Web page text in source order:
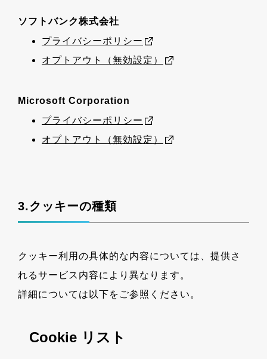
ソフトバンク株式会社
プライバシーポリシー
オプトアウト（無効設定）
Microsoft Corporation
プライバシーポリシー
オプトアウト（無効設定）
3.クッキーの種類
クッキー利用の具体的な内容については、提供さ
れるサービス内容により異なります。
詳細については以下をご参照ください。
Cookie リスト